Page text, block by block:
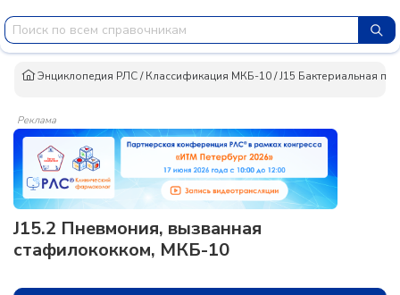
Энциклопедия РЛС/Классификация МКБ-10/J15 Бактериальная
Реклама
J15.2 Пневмония, вызванная
стафилококком, МКБ-10